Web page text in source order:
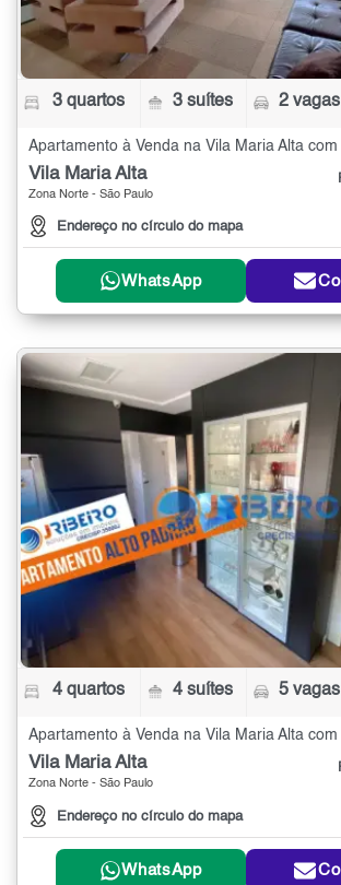
3 quartos 3 suítes 2 vagas
Apartamento à Venda na Vila Maria Alta
Vila Maria Alta
Zona Norte - São Paulo
Endereço no círculo do mapa
WhatsApp
4 quartos 4 suítes 5 vagas
Apartamento à Venda na Vila Maria Alta
Vila Maria Alta
Zona Norte - São Paulo
Endereço no círculo do mapa
WhatsApp